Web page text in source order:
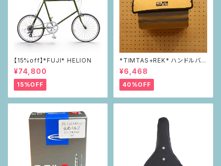
【15%off】*FUJI* HELION
¥74,800
15%OFF
*TIMTAS+REK* ハンドルバー
バッグ
¥6,468
40%OFF